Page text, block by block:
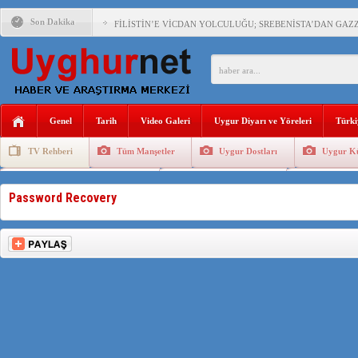
Son Dakika FİLİSTİN’E VİCDAN YOLCULUĞU; SREBENİSTA’DAN
ÇİN’İN “GÜVENLİK”SÖYLEMİ İLE DOĞU TÜRKİSTAN’DA
PAKİSTAN,AFGANİSTAN’DA YAŞAYAN UYGURLARA
ÇİN’İN DOĞU TÜRKİSTAN’DAKİ UYGULAMALARI
Genel Tarih Video Galeri Uygur Diyarı ve Yöreleri
TV Rehberi Tüm Manşetler Uygur Dostları Uygur
Uygurlarda Düğün ve Cenaze Uygur Geleneksel Tip Uygur
Password Recovery